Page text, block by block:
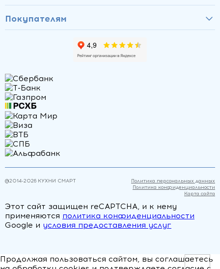
Покупателям
@2014-2026 КУХНИ СМАРТ
Политика персональных данных
Политика конфиденциальности
Карта сайта
Этот сайт защищен reCAPTCHA, и к нему
применяются политика конфиденциальности
Google и условия предоставления услуг
Продолжая пользоваться сайтом, вы соглашаетесь